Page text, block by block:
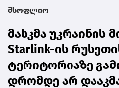
მსოფლიო
მასკმა უკრაინის
Starlink-ის
ტერიტორიაზე
დრომდე არ